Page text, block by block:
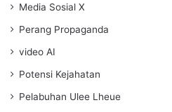
Media Sosial X
Perang Propaganda
video AI
Potensi Kejahatan
Pelabuhan Ulee Lheue